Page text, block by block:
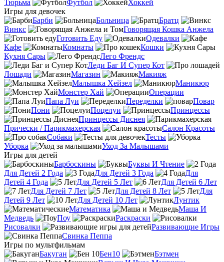
Тюрьма
Футбол
Хоккей
Игры для девочек
Барби
Больница
Братц
Винкс
Говорящая Кошка Анжела
Готовить Еду
Одевалки
Кафе
Комнаты
Кошки
Кухня Сары
Лего Френдс
Леди Баг И Супер Кот
Лошади
Магазин
Макияж
Малышка Хейзел
Маникюр
Монстер Хай
Операции
Папа Луи
Переделки
Повар
Пони
Поцелуи
Принцессы
Принцессы Диснея
Прически / Парикмахерская
Салон Красоты
Собаки
Тесты
Уборка
Уход За Малышами
Игры для детей
Барбоскины
Буквы И Чтение
Для Детей 2 Года
Для Детей 3 Года
Для
Детей 4 Года
Для Детей 5 Лет
Для Детей 6 Лет
Для Детей 7 Лет
Для Детей 8 Лет
Для
Детей 9 Лет
Для Детей 10 Лет
Лунтик
Математика
Маша И
Медведь
Поу
Раскраски
Рисовалки
Развивающие Игры
Свинка Пеппа
Игры по мультфильмам
Бакуган
Бен10
Бэтмен